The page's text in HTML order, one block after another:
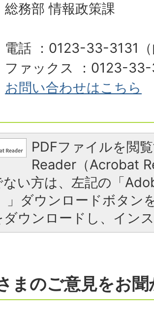
総務部 情報政策課
電話 ：0123-33-3131
ファックス ：0123-
お問い合わせはこちら
PDFファイルを閲
Reader（Acrobat
ない方は、左記の「
」ダウンロードボタン
ダウンロードし、イン
まのご意見をお